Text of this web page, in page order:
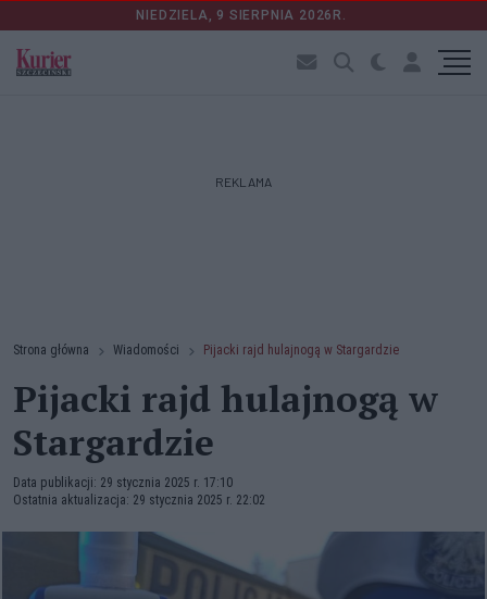
NIEDZIELA, 9 SIERPNIA 2026R.
REKLAMA
Strona główna Wiadomości Pijacki rajd hulajnogą w Stargardzie
Pijacki rajd hulajnogą w
Stargardzie
Data publikacji: 29 stycznia 2025 r. 17:10
Ostatnia aktualizacja: 29 stycznia 2025 r. 22:02